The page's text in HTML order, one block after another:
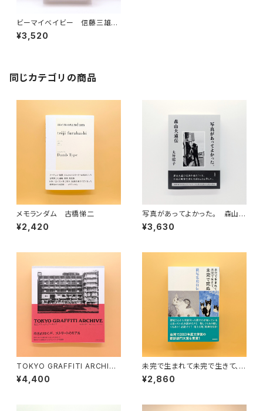
ビーマイベイビー 信藤三雄レ
トロスペクティブ
¥3,520
同じカテゴリの商品
メモランダム 古橋悌二
¥2,420
写真があってよかった。 森山大
道伝
¥3,630
TOKYO GRAFFITI ARCHIVE
東京グラフィティアーカイブ
¥4,400
未完で生まれて未完で生きて、未
完で死ぬ 横尾忠則自伝
¥2,860